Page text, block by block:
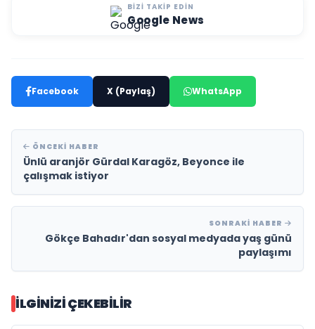
BIZI TAKIP EDIN
Google News
Facebook X (Paylaş) WhatsApp
ÖNCEKI HABER
Ünlü aranjör Gürdal Karagöz, Beyonce ile
çalışmak istiyor
SONRAKI HABER
Gökçe Bahadır'dan sosyal medyada yaş günü
paylaşımı
İLGINIZI ÇEKEBILIR